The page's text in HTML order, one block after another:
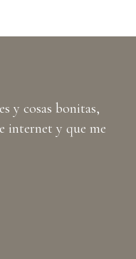
y cosas bonitas,
internet y que me